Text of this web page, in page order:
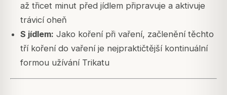
až třicet minut před jídlem připravuje a aktivuje
trávicí oheň
S jídlem: Jako koření při vaření, začlenění těchto
tří koření do vaření je nejpraktičtější kontinuální
formou užívání Trikatu